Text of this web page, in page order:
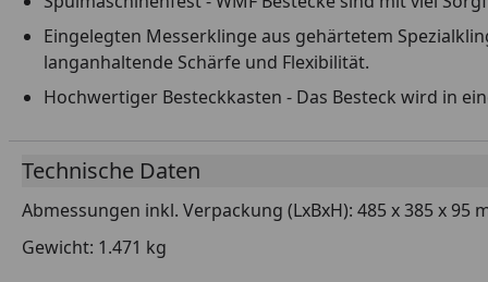
Eingelegten Messerklinge aus gehärtetem
langanhaltende Schärfe und Flexibilität.
Hochwertiger Besteckkasten - Das Besteck wird in
Technische Daten
Abmessungen inkl. Verpackung (LxBxH): 485 x 385 x 95
Gewicht: 1.471 kg